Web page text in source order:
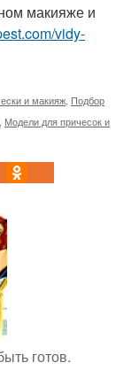
макияже и
vidy-
и макияж Подбор
Модели для причесок и
готов.